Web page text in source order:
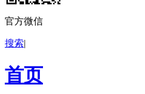
官方微信
搜索|
首页